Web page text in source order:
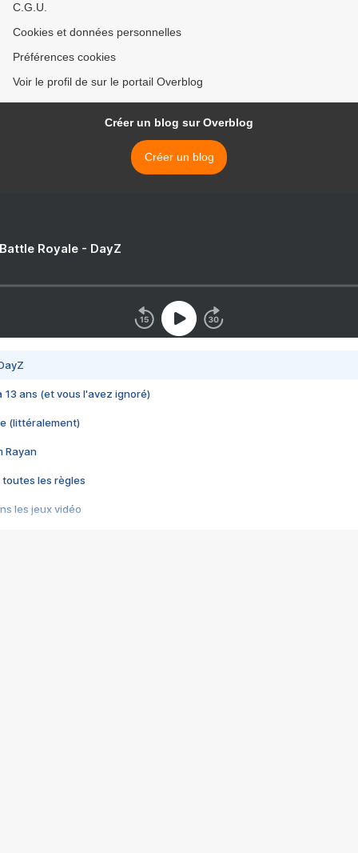
C.G.U.
Cookies et données personnelles
Préférences cookies
Voir le profil de sur le portail Overblog
Créer un blog sur Overblog
Créer un blog
Royale - DayZ
13 ans (et vous l'avez ignoré)
(littéralement)
Rayan
toutes les règles
les jeux vidéo